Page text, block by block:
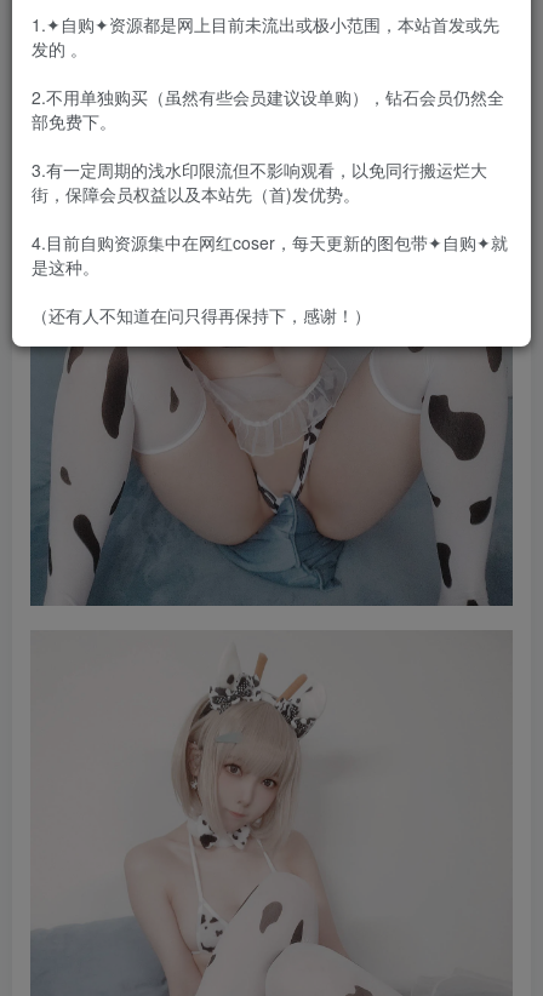
1.✦自购✦资源都是网上目前未流出或极小范围，本站首发或先
发的 。
2.不用单独购买（虽然有些会员建议设单购），钻石会员仍然全
部免费下。
3.有一定周期的浅水印限流但不影响观看，以免同行搬运烂大
街，保障会员权益以及本站先（首)发优势。
4.目前自购资源集中在网红coser，每天更新的图包带✦自购✦就
是这种。
（还有人不知道在问只得再保持下，感谢！）